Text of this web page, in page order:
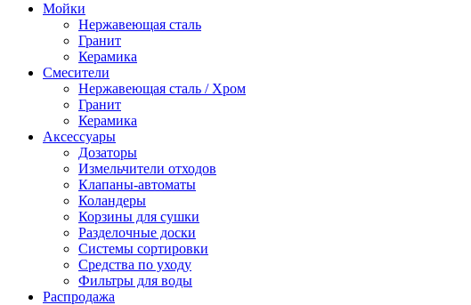
Мойки
Нержавеющая сталь
Гранит
Керамика
Смесители
Нержавеющая сталь / Хром
Гранит
Керамика
Аксессуары
Дозаторы
Измельчители отходов
Клапаны-автоматы
Коландеры
Корзины для сушки
Разделочные доски
Системы сортировки
Средства по уходу
Фильтры для воды
Распродажа